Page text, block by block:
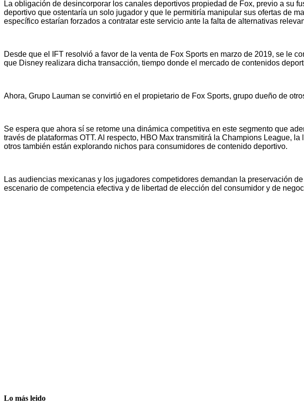
La obligación de desincorporar los canales deportivos propiedad de Fox, previo a su
deportivo que ostentaría un solo jugador y que le permitiría manipular sus ofertas de
específico estarían forzados a contratar este servicio ante la falta de alternativas
Desde que el IFT resolvió a favor de la venta de Fox Sports en marzo de 2019, se le
que Disney realizara dicha transacción, tiempo donde el mercado de contenidos
Ahora, Grupo Lauman se convirtió en el propietario de Fox Sports, grupo dueño de
Se espera que ahora sí se retome una dinámica competitiva en este segmento que
través de plataformas OTT. Al respecto, HBO Max transmitirá la Champions League,
otros también están explorando nichos para consumidores de contenido deportivo.
Las audiencias mexicanas y los jugadores competidores demandan la preservación
escenario de competencia efectiva y de libertad de elección del consumidor y de
Lo más leido